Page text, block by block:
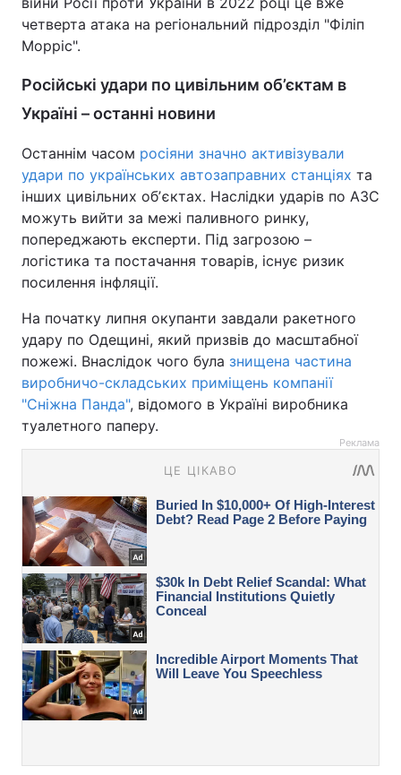
четверта атака на регіональний підрозділ "Філіп
Морріс".
Російські удари по цивільним об’єктам в
Україні – останні новини
Останнім часом росіяни значно активізували
удари по українських автозаправних станціях та
інших цивільних обʼєктах. Наслідки ударів по АЗС
можуть вийти за межі паливного ринку,
попереджають експерти. Під загрозою –
логістика та постачання товарів, існує ризик
посилення інфляції.
На початку липня окупанти завдали ракетного
удару по Одещині, який призвів до масштабної
пожежі. Внаслідок чого була знищена частина
виробничо-складських приміщень компанії
"Сніжна Панда", відомого в Україні виробника
туалетного паперу.
Реклама